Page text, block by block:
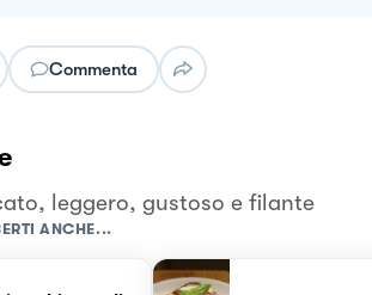
Commenta
leggero, gustoso e filante
ANCHE...